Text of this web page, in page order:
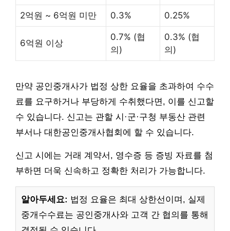
2억원 ~ 6억원 미만 0.3% 0.25%
6억원 이상
0.7% (협
의)
0.3% (협
의)
만약 공인중개사가 법정 상한 요율을 초과하여 수수
료를 요구하거나 부당하게 수취했다면, 이를 신고할
수 있습니다. 신고는 관할 시·군·구청 부동산 관련
부서나 대한공인중개사협회에 할 수 있습니다.
신고 시에는 거래 계약서, 영수증 등 증빙 자료를 첨
부하면 더욱 신속하고 정확한 처리가 가능합니다.
알아두세요: 법정 요율은 최대 상한선이며, 실제
중개수수료는 공인중개사와 고객 간 협의를 통해